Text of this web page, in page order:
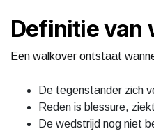
Definitie van
Een walkover ontstaat
De tegenstander zich
Reden is blessure,
De wedstrijd nog niet